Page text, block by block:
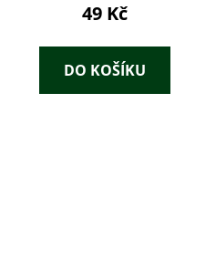
49 Kč
DO KOŠÍKU